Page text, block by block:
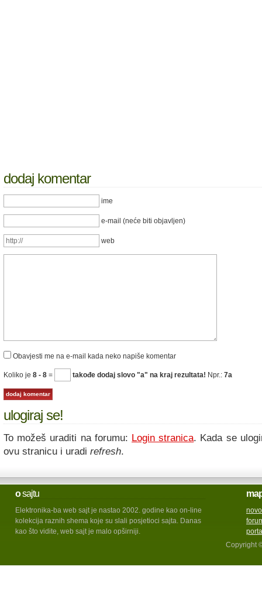
dodaj komentar
ime
e-mail (neće biti objavljen)
web
Obavjesti me na e-mail kada neko napiše komentar
Koliko je 8 - 8 = takođe dodaj slovo "a" na kraj rezultata! Npr.: 7a
ulogiraj se!
To možeš uraditi na forumu: Login stranica. Kada se
ovu stranicu i uradi refresh.
osajtu
Elektronika-ba web sajt je nastao 2002. godine kao on-line
kolekcija raznih shema koje su slali posjetioci sajta. Danas
kao što vidite, web sajt je malo opširniji.
Copyright